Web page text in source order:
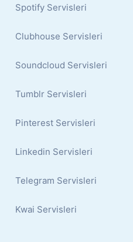
Spotify Servisleri
Clubhouse Servisleri
Soundcloud Servisleri
Tumblr Servisleri
Pinterest Servisleri
Linkedin Servisleri
Telegram Servisleri
Kwai Servisleri